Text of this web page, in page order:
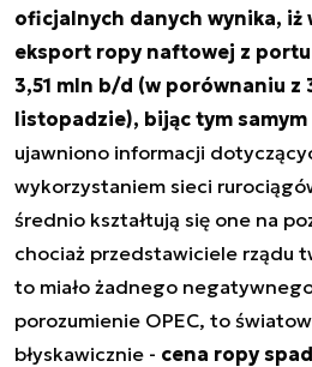
oficjalnych danych wynika, iż
eksport ropy naftowej z portu
3,51 mln b/d (w porównaniu z
listopadzie), bijąc tym
ujawniono informacji
wykorzystaniem sieci
średnio kształtują się one na
chociaż przedstawiciele rządu
to miało żadnego
porozumienie OPEC, to
błyskawicznie - cena ropy